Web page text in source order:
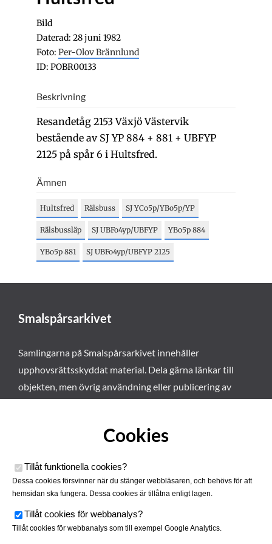
Bild
Daterad: 28 juni 1982
Foto: Per-Olov Brännlund
ID: POBR00133
Beskrivning
Resandetåg 2153 Växjö Västervik
bestående av SJ YP 884 + 881 + UBFYP
2125 på spår 6 i Hultsfred.
Ämnen
Hultsfred Rälsbuss SJ YCo5p/YBo5p/YP
Rälsbussläp SJ UBFo4yp/UBFYP YBo5p 884
YBo5p 881 SJ UBFo4yp/UBFYP 2125
Smalspårsarkivet
Samlingarna på Smalspårsarkivet innehåller
upphovsrättsskyddat material. Dela gärna länkar till
objekten, men övrig användning eller publicering av
Cookies
Tillåt funktionella cookies?
Dessa cookies försvinner när du stänger webbläsaren, och behövs för att
hemsidan ska fungera. Dessa cookies är tillåtna enligt lagen.
Tillåt cookies för webbanalys?
Tillåt cookies för webbanalys som till exempel Google Analytics.